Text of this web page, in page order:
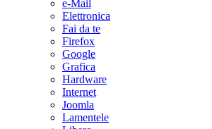
e-Mail
Elettronica
Fai da te
Firefox
Google
Grafica
Hardware
Internet
Joomla
Lamentele